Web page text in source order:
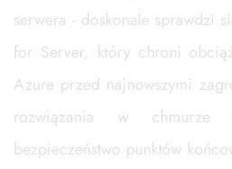
serwera - doskonale sprawdzi
for Server, który chroni
Azure przed najnowszymi
rozwiązania w
bezpieczeństwo punktów